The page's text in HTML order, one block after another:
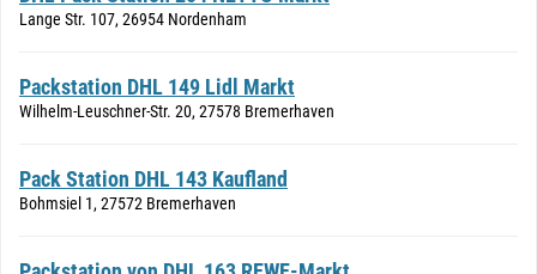
Lange Str. 107, 26954 Nordenham
Packstation DHL 149 Lidl Markt
Wilhelm-Leuschner-Str. 20, 27578 Bremerhaven
Pack Station DHL 143 Kaufland
Bohmsiel 1, 27572 Bremerhaven